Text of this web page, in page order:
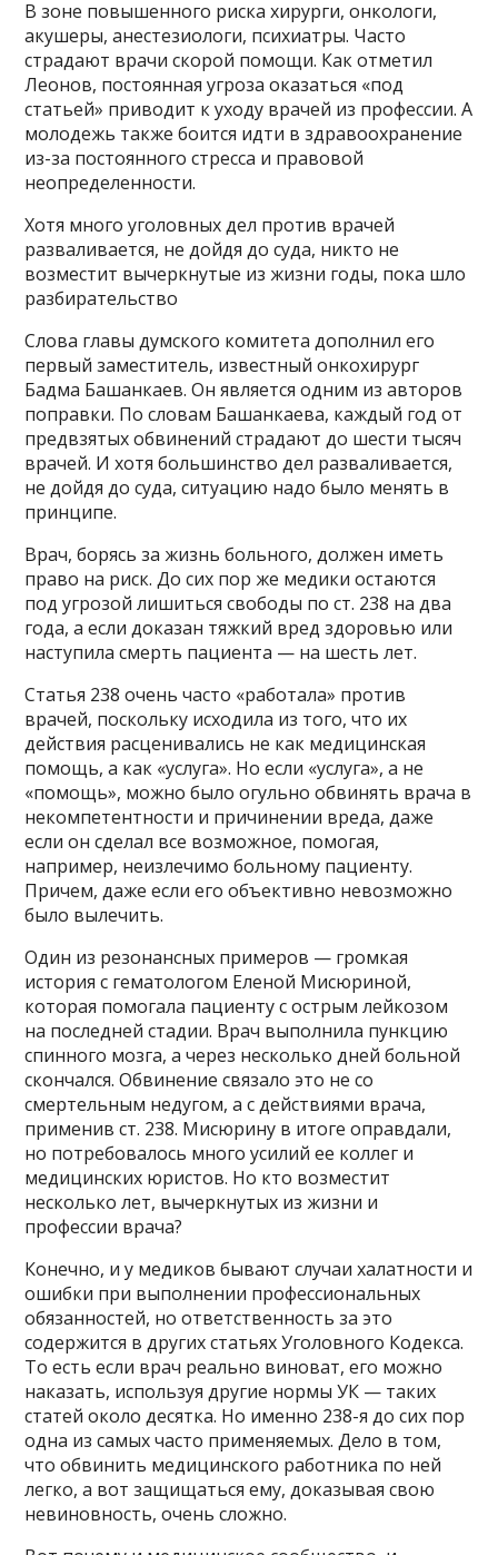
В зоне повышенного риска хирурги, онкологи,
акушеры, анестезиологи, психиатры. Часто
страдают врачи скорой помощи. Как отметил
Леонов, постоянная угроза оказаться «под
статьей» приводит к уходу врачей из профессии. А
молодежь также боится идти в здравоохранение
из-за постоянного стресса и правовой
неопределенности.
Хотя много уголовных дел против врачей
разваливается, не дойдя до суда, никто не
возместит вычеркнутые из жизни годы, пока шло
разбирательство
Слова главы думского комитета дополнил его
первый заместитель, известный онкохирург
Бадма Башанкаев. Он является одним из авторов
поправки. По словам Башанкаева, каждый год от
предвзятых обвинений страдают до шести тысяч
врачей. И хотя большинство дел разваливается,
не дойдя до суда, ситуацию надо было менять в
принципе.
Врач, борясь за жизнь больного, должен иметь
право на риск. До сих пор же медики остаются
под угрозой лишиться свободы по ст. 238 на два
года, а если доказан тяжкий вред здоровью или
наступила смерть пациента — на шесть лет.
Статья 238 очень часто «работала» против
врачей, поскольку исходила из того, что их
действия расценивались не как медицинская
помощь, а как «услуга». Но если «услуга», а не
«помощь», можно было огульно обвинять врача в
некомпетентности и причинении вреда, даже
если он сделал все возможное, помогая,
например, неизлечимо больному пациенту.
Причем, даже если его объективно невозможно
было вылечить.
Один из резонансных примеров — громкая
история с гематологом Еленой Мисюриной,
которая помогала пациенту с острым лейкозом
на последней стадии. Врач выполнила пункцию
спинного мозга, а через несколько дней больной
скончался. Обвинение связало это не со
смертельным недугом, а с действиями врача,
применив ст. 238. Мисюрину в итоге оправдали,
но потребовалось много усилий ее коллег и
медицинских юристов. Но кто возместит
несколько лет, вычеркнутых из жизни и
профессии врача?
Конечно, и у медиков бывают случаи халатности и
ошибки при выполнении профессиональных
обязанностей, но ответственность за это
содержится в других статьях Уголовного Кодекса.
То есть если врач реально виноват, его можно
наказать, используя другие нормы УК — таких
статей около десятка. Но именно 238-я до сих пор
одна из самых часто применяемых. Дело в том,
что обвинить медицинского работника по ней
легко, а вот защищаться ему, доказывая свою
невиновность, очень сложно.